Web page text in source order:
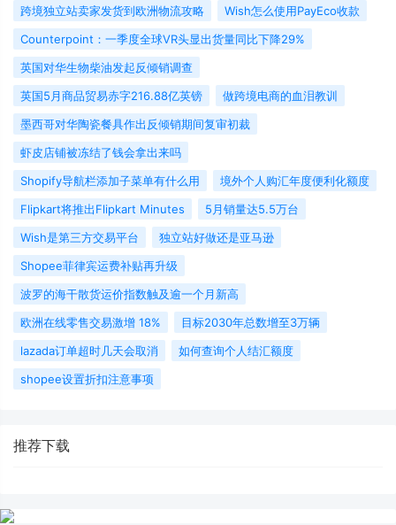
跨境独立站卖家发货到欧洲物流攻略
Wish怎么使用PayEco收款
Counterpoint：一季度全球VR头显出货量同比下降29%
英国对华生物柴油发起反倾销调查
英国5月商品贸易赤字216.88亿英镑
做跨境电商的血泪教训
墨西哥对华陶瓷餐具作出反倾销期间复审初裁
虾皮店铺被冻结了钱会拿出来吗
Shopify导航栏添加子菜单有什么用
境外个人购汇年度便利化额度
Flipkart将推出Flipkart Minutes
5月销量达5.5万台
Wish是第三方交易平台
独立站好做还是亚马逊
Shopee菲律宾运费补贴再升级
波罗的海干散货运价指数触及逾一个月新高
欧洲在线零售交易激增 18%
目标2030年总数增至3万辆
lazada订单超时几天会取消
如何查询个人结汇额度
shopee设置折扣注意事项
推荐下载